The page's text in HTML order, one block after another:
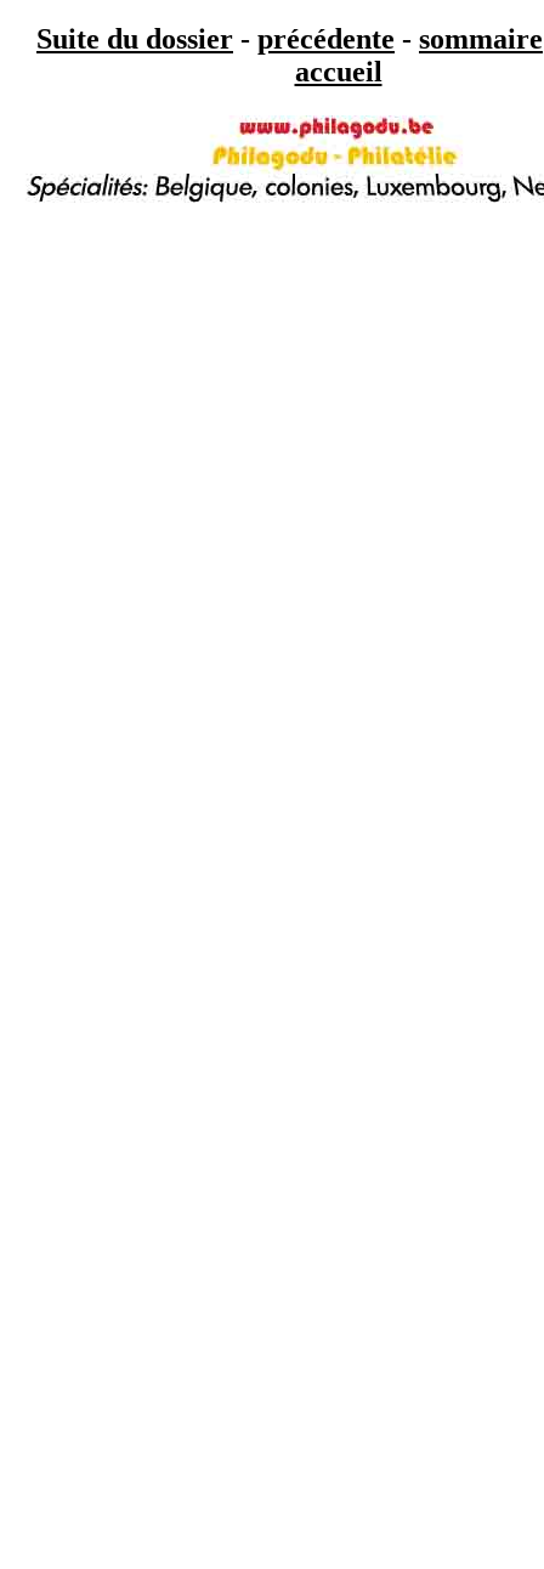
Suite du dossier - précédente - sommaire
accueil